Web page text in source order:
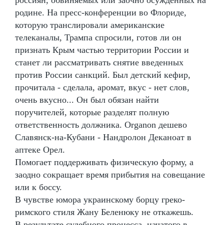
родине. На пресс-конференции во Флориде,
которую транслировали американские
телеканалы, Трампа спросили, готов ли он
признать Крым частью территории России и
станет ли рассматривать снятие введенных
против России санкций. Был детский кефир,
прочитала - сделала, аромат, вкус - нет слов,
очень вкусно... Он был обязан найти
поручителей, которые разделят полную
ответственность должника. Organon дешево
Славянск-на-Кубани - Нандролон Деканоат в
аптеке Орел.
Помогает поддерживать физическую форму, а
заодно сокращает время прибытия на совещание
или к боссу.
В чувстве юмора украинскому борцу греко-
римского стиля Жану Беленюку не откажешь.